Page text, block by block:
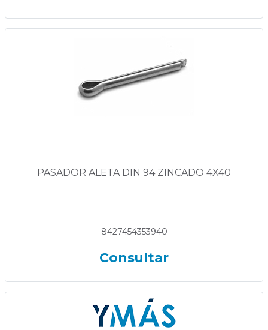
PASADOR ALETA DIN 94 ZINCADO 4X40
8427454353940
Consultar